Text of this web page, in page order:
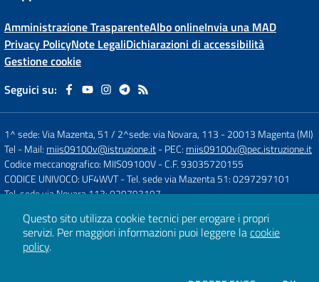
Amministrazione TrasparenteAlbo onlineInvia una MAD
Privacy PolicyNote LegaliDichiarazioni di accessibilità
Gestione cookie
Seguici su:
1^ sede: Via Mazenta, 51 / 2^sede: via Novara, 113 -20013 Magenta (MI)
Tel - Mail: miis09100v@istruzione.it- PEC: miis09100v@pec.istruzione.it
Codice meccanografico: MIIS09100V- C.F. 93035720155
CODICE UNIVOCO: UF4WVT- Tel. sede via Mazenta 51: 0297297101
Tel. sede via Novara 113: 029793197
Concept & Design by
Designers Italia
Questo sito utilizza cookie tecnici per erogare i propri
servizi. Per maggiori informazioni puoi leggere lacookie
policy.